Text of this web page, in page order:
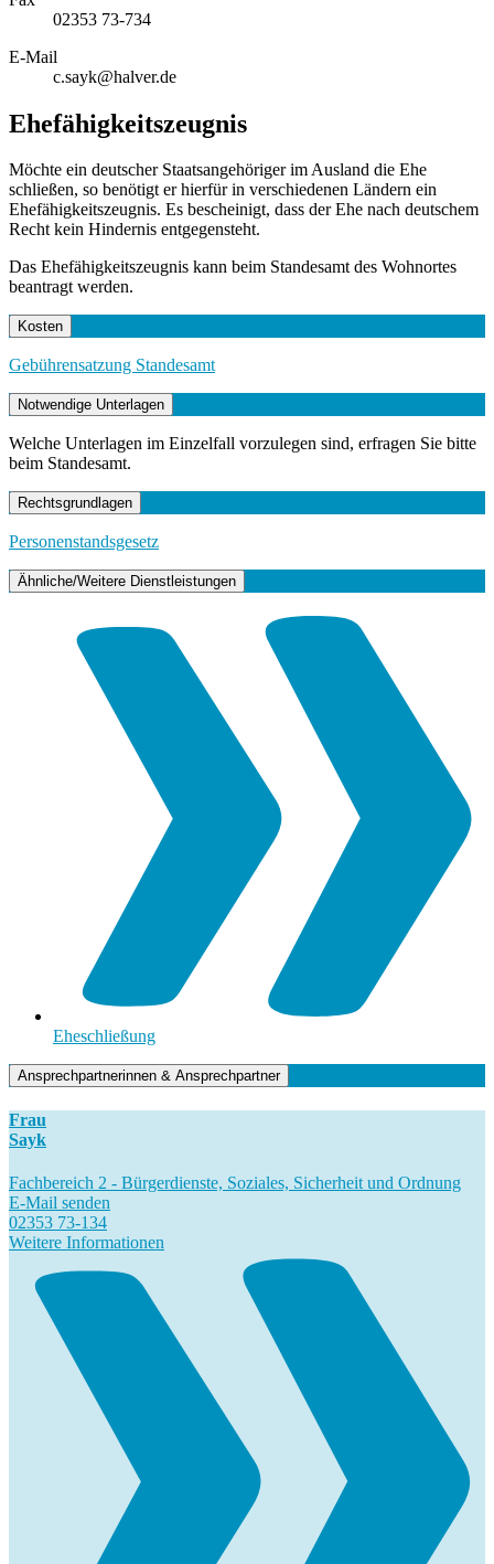
02353 73-734
E-Mail
c.sayk@halver.de
Ehefähigkeitszeugnis
Möchte ein deutscher Staatsangehöriger im Ausland die Ehe
schließen, so benötigt er hierfür in verschiedenen Ländern ein
Ehefähigkeitszeugnis. Es bescheinigt, dass der Ehe nach deutschem
Recht kein Hindernis entgegensteht.
Das Ehefähigkeitszeugnis kann beim Standesamt des Wohnortes
beantragt werden.
Kosten
Gebührensatzung Standesamt
Notwendige Unterlagen
Welche Unterlagen im Einzelfall vorzulegen sind, erfragen Sie bitte
beim Standesamt.
Rechtsgrundlagen
Personenstandsgesetz
Ähnliche/Weitere Dienstleistungen
Eheschließung
Ansprechpartnerinnen & Ansprechpartner
Frau
Sayk
Fachbereich 2 - Bürgerdienste, Soziales, Sicherheit und Ordnung
E-Mail senden
02353 73-134
Weitere Informationen